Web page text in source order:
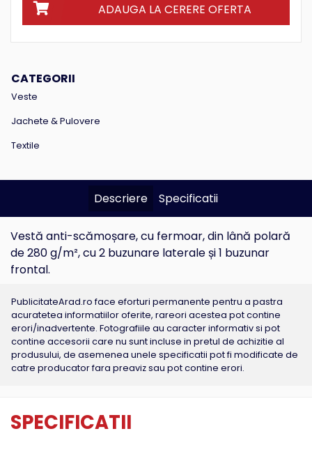
CATEGORII
Veste
Jachete & Pulovere
Textile
ADAUGA LA CERERE OFERTA
Descriere Specificatii
Vestă anti-scămoșare, cu fermoar, din lână polară
de 280 g/m², cu 2 buzunare laterale și 1 buzunar
frontal.
PublicitateArad.ro face eforturi permanente pentru a pastra
acuratetea informatiilor oferite, rareori acestea pot contine
erori/inadvertente. Fotografiile au caracter informativ si pot
contine accesorii care nu sunt incluse in pretul de achizitie al
produsului, de asemenea unele specificatii pot fi modificate de
catre producator fara preaviz sau pot contine erori.
SPECIFICATII